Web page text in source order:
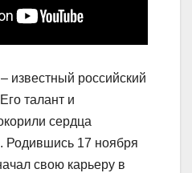
– известный российский
талант и
сердца
Родившись 17 ноября
свою карьеру в